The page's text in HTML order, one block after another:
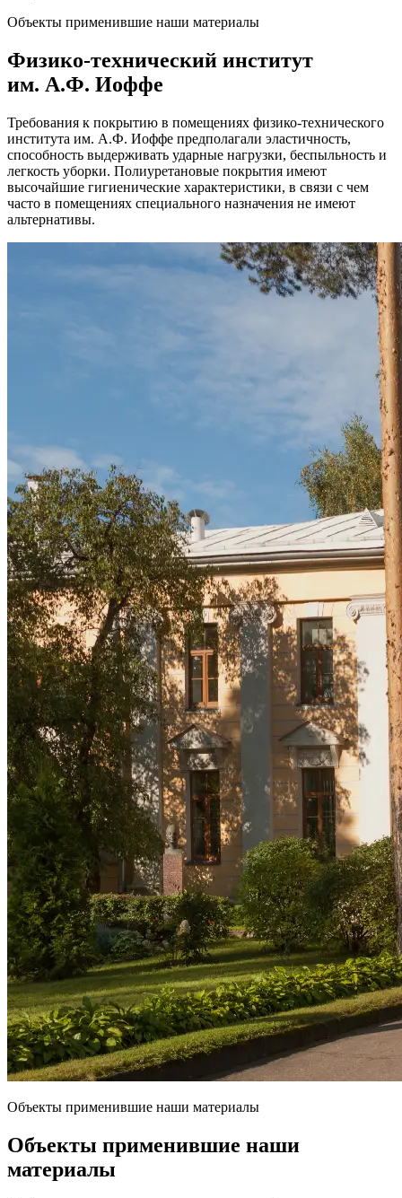
Объекты применившие наши материалы
Физико-технический институт
им. А.Ф. Иоффе
Требования к покрытию в помещениях физико-технического
института им. А.Ф. Иоффе предполагали эластичность,
способность выдерживать ударные нагрузки, беспыльность и
легкость уборки. Полиуретановые покрытия имеют
высочайшие гигиенические характеристики, в связи с чем
часто в помещениях специального назначения не имеют
альтернативы.
Объекты применившие наши материалы
Объекты применившие наши
материалы